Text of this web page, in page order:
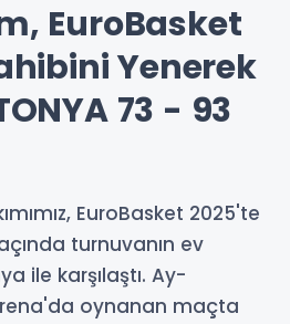
EuroBasket
Yenerek
73 - 93
EuroBasket 2025'te
turnuvanın ev
ile karşılaştı. Ay-
Arena'da oynanan maçta